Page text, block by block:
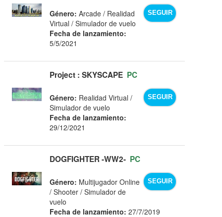
SEGUIR
Género: Arcade / Realidad
Virtual / Simulador de vuelo
Fecha de lanzamiento:
5/5/2021
Project : SKYSCAPE PC
SEGUIR
Género: Realidad Virtual /
Simulador de vuelo
Fecha de lanzamiento:
29/12/2021
DOGFIGHTER -WW2- PC
SEGUIR
Género: Multijugador Online
/ Shooter / Simulador de
vuelo
Fecha de lanzamiento: 27/7/2019